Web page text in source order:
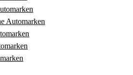
Automarken